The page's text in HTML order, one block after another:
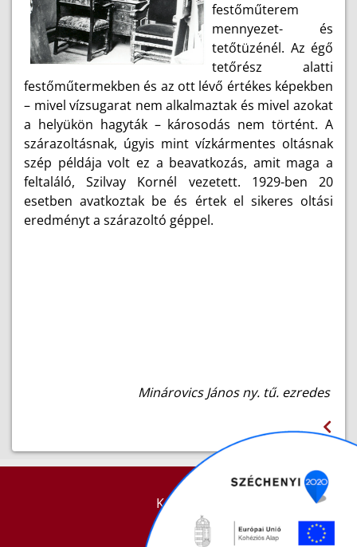
festőműterem
mennyezet- és
tetőtüzénél. Az égő
tetőrész alatti
festőműtermekben és az ott lévő értékes képekben
– mivel vízsugarat nem alkalmaztak és mivel azokat
a helyükön hagyták – károsodás nem történt. A
szárazoltásnak, úgyis mint vízkármentes oltásnak
szép példája volt ez a beavatkozás, amit maga a
feltaláló, Szilvay Kornél vezetett. 1929-ben 20
esetben avatkoztak be és értek el sikeres oltási
eredményt a szárazoltó géppel.
Minárovics János ny. tű. ezredes
KAPCSOLAT
IMPRESSZUM